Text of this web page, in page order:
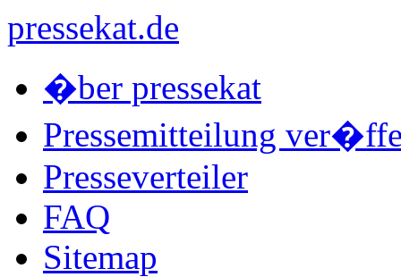
pressekat.de
�ber pressekat
Pressemitteilung
Presseverteiler
FAQ
Sitemap